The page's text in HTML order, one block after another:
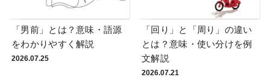
「男前」とは？意味・語源
をわかりやすく解説
2026.07.25
「回り」と「周り」の違い
とは？意味・使い分けを例
文解説
2026.07.21